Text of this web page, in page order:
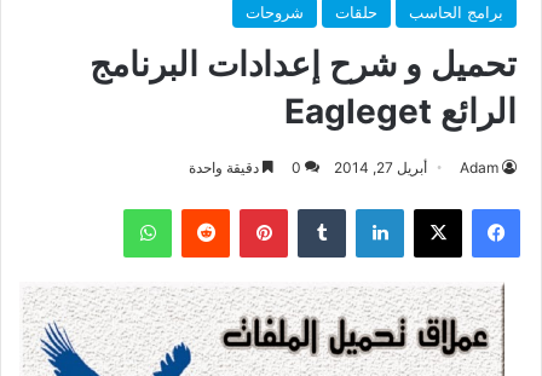
برامج الحاسب حلقات شروحات
تحميل و شرح إعدادات البرنامج
الرائع Eagleget
Adam أبريل 27, 2014 0 دقيقة واحدة
فيسبوك ‫X لينكدإن بينتيريست واتساب